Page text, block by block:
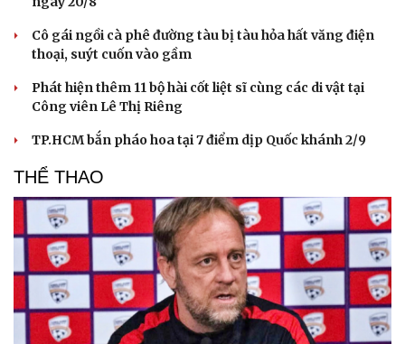
Cô gái ngồi cà phê đường tàu bị tàu hỏa hất văng điện
thoại, suýt cuốn vào gầm
Phát hiện thêm 11 bộ hài cốt liệt sĩ cùng các di vật tại
Công viên Lê Thị Riêng
TP.HCM bắn pháo hoa tại 7 điểm dịp Quốc khánh 2/9
THỂ THAO